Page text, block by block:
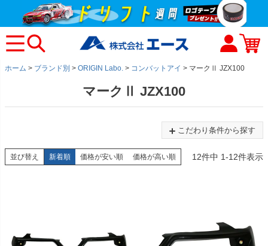
ホーム ブランド別 ORIGIN Labo. コンバットアイ マークⅡ JZX100
マークⅡ JZX100
こだわり条件から探す
並び替え 新着順 価格が安い順 価格が高い順 12件中 1-12件表示